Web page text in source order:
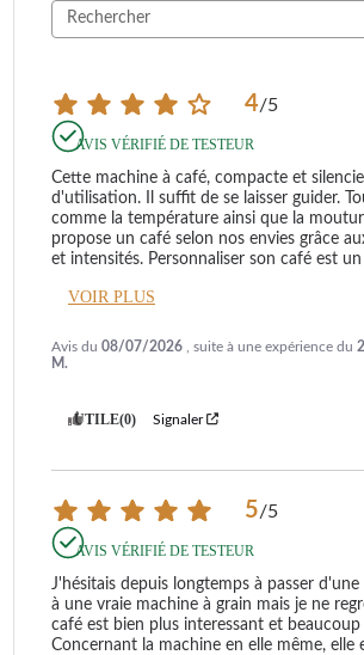
4/5
AVIS VÉRIFIÉ DE TESTEUR
Cette machine à café, compacte et
d'utilisation. Il suffit de se laisser guider.
comme la température ainsi que la
propose un café selon nos envies grâce
et intensités. Personnaliser son café est
VOIR PLUS
Avis du 08/07/2026 , suite à une expérience du
M.
UTILE(0) Signaler
5/5
AVIS VÉRIFIÉ DE TESTEUR
J'hésitais depuis longtemps à passer
à une vraie machine à grain mais je ne
café est bien plus interessant et
Concernant la machine en elle même, elle